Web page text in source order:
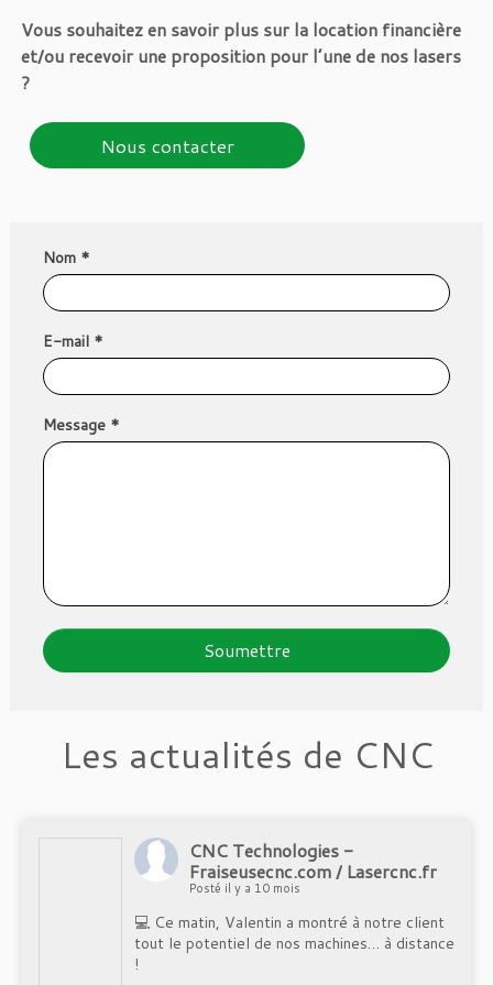
Vous souhaitez en savoir plus sur la location financière
et/ou recevoir une proposition pour l’une de nos lasers
?
Nous contacter
Nom *
E-mail *
Message *
Les actualités de CNC
CNC Technologies -
Fraiseusecnc.com / Lasercnc.fr
Posté il y a 10 mois
💻 Ce matin, Valentin a montré à notre client
tout le potentiel de nos machines… à distance
!